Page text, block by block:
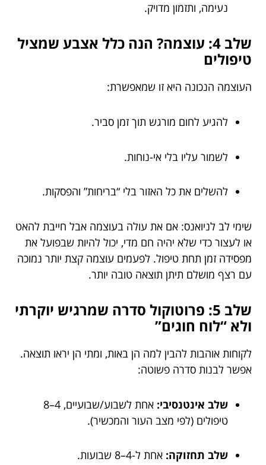
נעימה, ותזמון מדויק.
שלב 4: עוצמה? הנה כלל אצבע שמציל
טיפולים
העוצמה הנכונה היא זו שמאפשרת:
להגיע לחום מורגש תוך זמן סביר.
לשמור עליו בלי אי-נוחות.
להשלים את כל האזור בלי “בריחות” והפסקות.
שימי לב לניואנס: אם את עולה בעוצמה אבל חייבת להאט
או לעצור כדי שלא יהיה חם מדי, יכול להיות שבפועל את
מפסידה זמן תחת טיפול. לפעמים עוצמה קצת יותר נמוכה
עם רצף מושלם תיתן תוצאה טובה יותר.
שלב 5: פרוטוקול סדרה שמרגיש יוקרתי
ולא “לוח חוגים”
לקוחות אוהבות להבין למה הן באות, ומתי הן יראו תוצאה.
אפשר לבנות סדרה פשוטה:
שלב אינטנסיבי:
אחת לשבוע/שבועיים, 4–8
טיפולים (לפי מצב העור והמכשיר).
שלב תחזוקה: אחת ל-4–8 שבועות.